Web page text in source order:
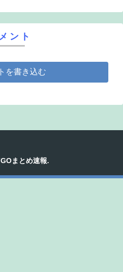
ント
を書き込む
まとめ速報.